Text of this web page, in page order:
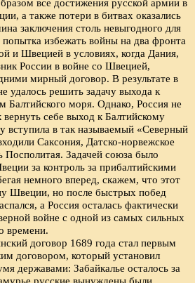
а также потери в битвах оказались
заключения столь невыгодного для
избежать войны на два фронта
и Швецией в условиях, когда Дания,
России в войне со Швецией,
мирный договор. В результате в
удалось решить задачу выхода к
Балтийского моря. Однако, Россия не
вернуть себе выход к Балтийскому
вступила в так называемый «Северный
Саксония, Датско-норвежское
Посполитая. Задачей союза было
за контроль за прибалтийскими
немного вперед, скажем, что этот
Швеции, но после быстрых побед
а Россия осталась фактически
войне с одной из самых сильных
времени.
договор 1689 года стал первым
договором, который установил
державами: Забайкалье осталось за
русские вынуждены были